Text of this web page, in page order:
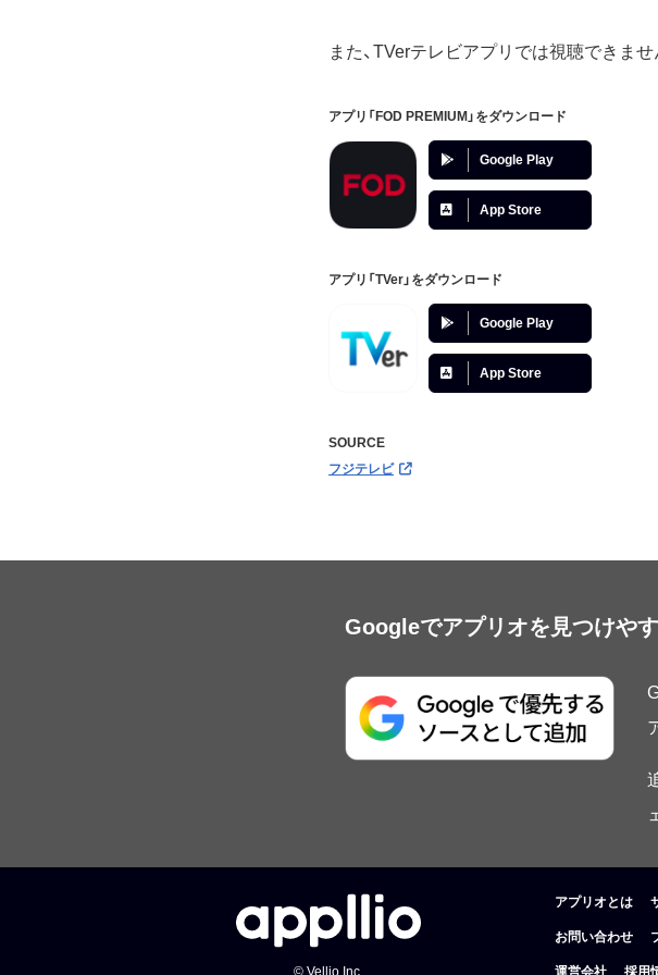
また、TVerテレビアプリでは視聴できませ
アプリ「FOD PREMIUM」をダウンロード
Google Play
App Store
アプリ「TVer」をダウンロード
Google Play
App Store
SOURCE
フジテレビ
Googleでアプリオを見つけやす
© Vellio Inc.
アプリオとは
お問い合わせ
運営会社 採用